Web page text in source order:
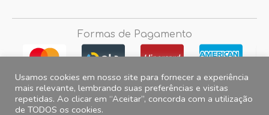
Formas de Pagamento
Fotos e imagens meramente ilustrativas, 2012© 2026 Magazine do
Usamos cookies em nosso site para fornecer a experiência
mais relevante, lembrando suas preferências e visitas
repetidas. Ao clicar em “Aceitar”, concorda com a utilização
de TODOS os cookies.